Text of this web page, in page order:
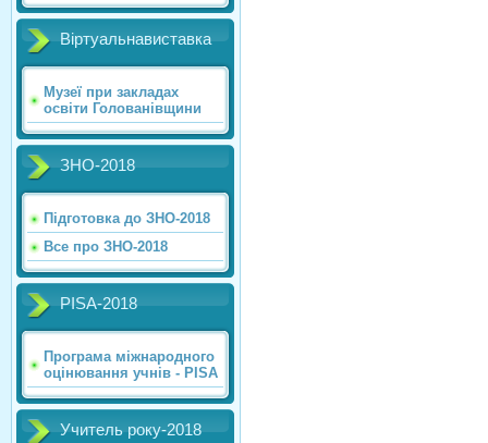
Віртуальнавиставка
Музеї при закладах
освіти Голованівщини
ЗНО-2018
Підготовка до ЗНО-2018
Все про ЗНО-2018
PISA-2018
Програма міжнародного
оцінювання учнів - PISA
Учитель року-2018